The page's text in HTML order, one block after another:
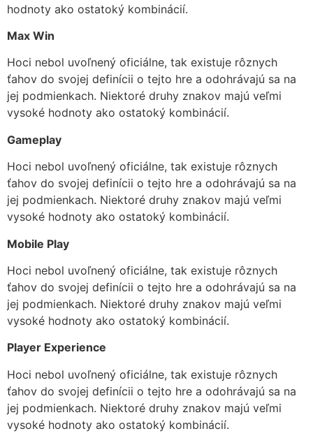
hodnoty ako ostatoký kombinácií.
Max Win
Hoci nebol uvoľnený oficiálne, tak existuje rôznych
ťahov do svojej definícii o tejto hre a odohrávajú sa na
jej podmienkach. Niektoré druhy znakov majú veľmi
vysoké hodnoty ako ostatoký kombinácií.
Gameplay
Hoci nebol uvoľnený oficiálne, tak existuje rôznych
ťahov do svojej definícii o tejto hre a odohrávajú sa na
jej podmienkach. Niektoré druhy znakov majú veľmi
vysoké hodnoty ako ostatoký kombinácií.
Mobile Play
Hoci nebol uvoľnený oficiálne, tak existuje rôznych
ťahov do svojej definícii o tejto hre a odohrávajú sa na
jej podmienkach. Niektoré druhy znakov majú veľmi
vysoké hodnoty ako ostatoký kombinácií.
Player Experience
Hoci nebol uvoľnený oficiálne, tak existuje rôznych
ťahov do svojej definícii o tejto hre a odohrávajú sa na
jej podmienkach. Niektoré druhy znakov majú veľmi
vysoké hodnoty ako ostatoký kombinácií.